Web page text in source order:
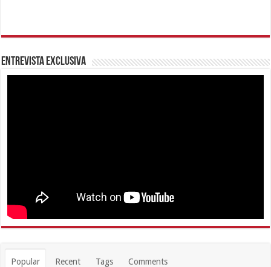
Entrevista Exclusiva
Popular Recent Tags Comments